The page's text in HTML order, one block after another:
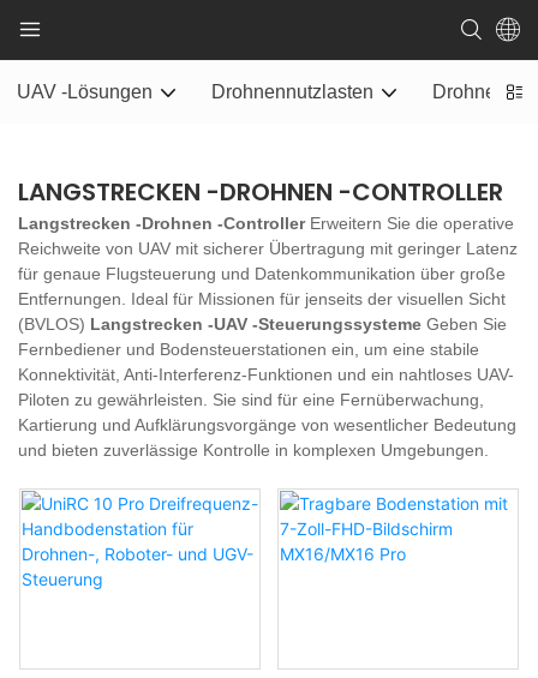
UAV -Lösungen Drohnennutzlasten
LANGSTRECKEN -DROHNEN -CONTROLLER
Langstrecken -Drohnen -Controller Erweitern Sie die operative
Reichweite von UAV mit sicherer Übertragung mit geringer Latenz
für genaue Flugsteuerung und Datenkommunikation über große
Entfernungen. Ideal für Missionen für jenseits der visuellen Sicht
(BVLOS) Langstrecken -UAV -Steuerungssysteme Geben Sie
Fernbediener und Bodensteuerstationen ein, um eine stabile
Konnektivität, Anti-Interferenz-Funktionen und ein nahtloses UAV-
Piloten zu gewährleisten. Sie sind für eine Fernüberwachung,
Kartierung und Aufklärungsvorgänge von wesentlicher Bedeutung
und bieten zuverlässige Kontrolle in komplexen Umgebungen.